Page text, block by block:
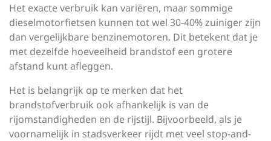
Het exacte verbruik kan variëren, maar sommige
dieselmotorfietsen kunnen tot wel 30-40% zuiniger zijn
dan vergelijkbare benzinemotoren. Dit betekent dat je
met dezelfde hoeveelheid brandstof een grotere
afstand kunt afleggen.
Het is belangrijk op te merken dat het
brandstofverbruik ook afhankelijk is van de
rijomstandigheden en de rijstijl. Bijvoorbeeld, als je
voornamelijk in stadsverkeer rijdt met veel stop-and-